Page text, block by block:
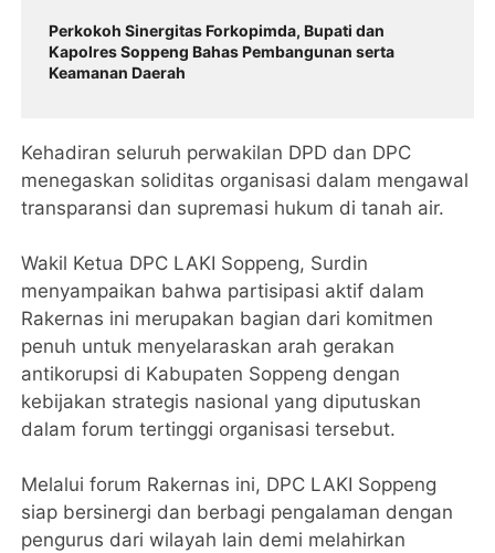
Perkokoh Sinergitas Forkopimda, Bupati dan
Kapolres Soppeng Bahas Pembangunan serta
Keamanan Daerah
Kehadiran seluruh perwakilan DPD dan DPC
menegaskan soliditas organisasi dalam mengawal
transparansi dan supremasi hukum di tanah air.
​Wakil Ketua DPC LAKI Soppeng, Surdin
menyampaikan bahwa partisipasi aktif dalam
Rakernas ini merupakan bagian dari komitmen
penuh untuk menyelaraskan arah gerakan
antikorupsi di Kabupaten Soppeng dengan
kebijakan strategis nasional yang diputuskan
dalam forum tertinggi organisasi tersebut.
​Melalui forum Rakernas ini, DPC LAKI Soppeng
siap bersinergi dan berbagi pengalaman dengan
pengurus dari wilayah lain demi melahirkan